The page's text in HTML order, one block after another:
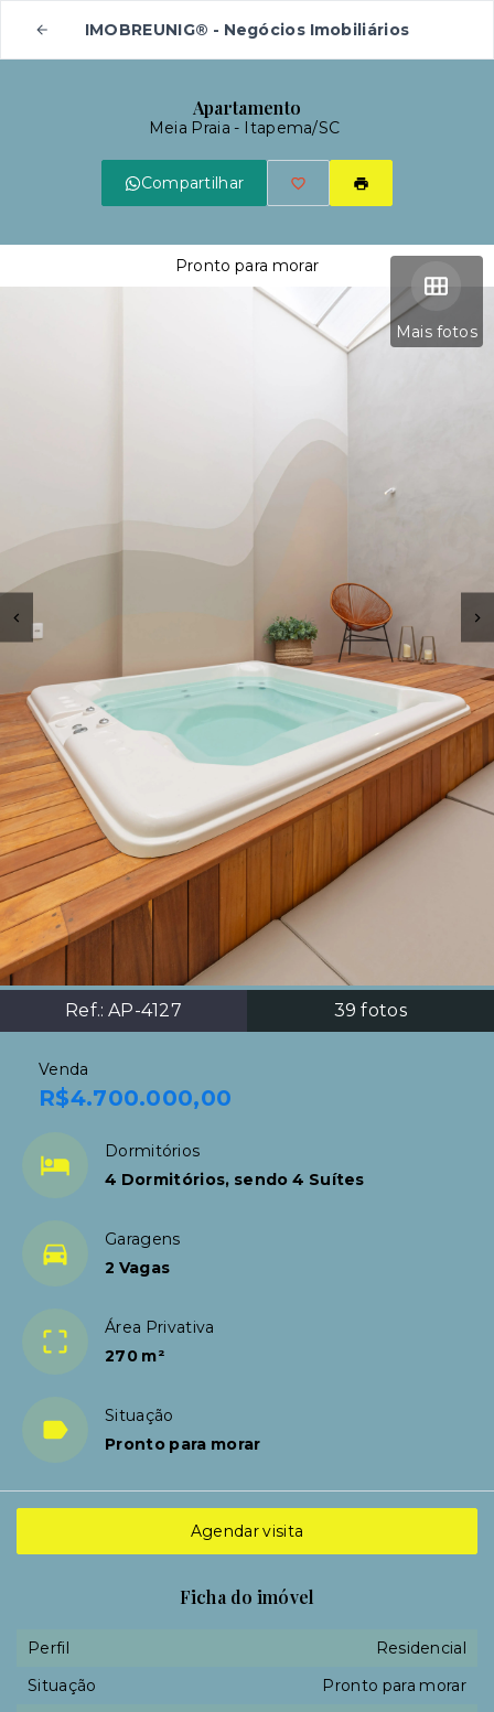
IMOBREUNIG® - Negócios Imobiliários
Apartamento
Meia Praia - Itapema/SC
Compartilhar
Mais fotos
Ref.: AP-4127 39 fotos
Pronto para morar
Venda
R$4.700.000,00
Dormitórios
4 Dormitórios, sendo 4 Suítes
Garagens
2 Vagas
Área Privativa
270 m²
Situação
Pronto para morar
Agendar visita
Ficha do imóvel
Perfil
Residencial
Situação
Pronto para morar